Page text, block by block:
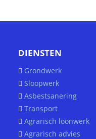
DIENSTEN
Grondwerk
Sloopwerk
Asbestsanering
Transport
Agrarisch loonwerk
Agrarisch advies